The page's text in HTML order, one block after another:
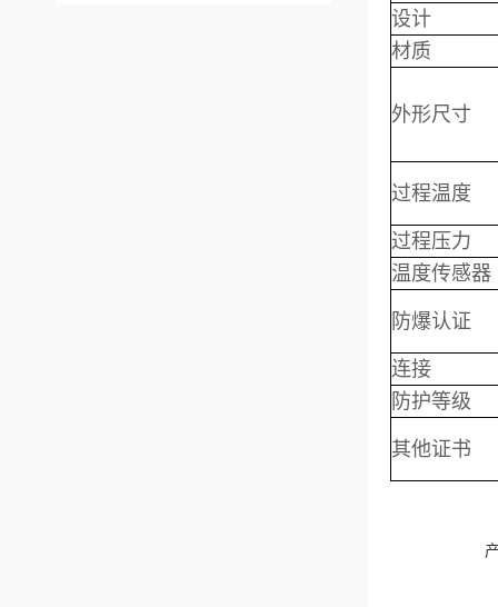
设计
材质
外形尺寸
过程温度
过程压力
温度传感器
防爆认证
连接
防护等级
其他证书